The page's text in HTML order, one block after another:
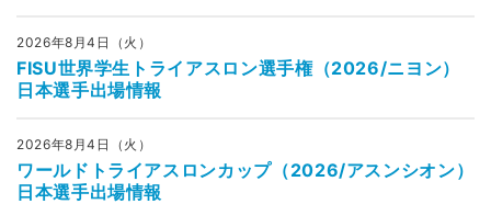
2026年8月4日（火）
FISU世界学生トライアスロン選手権（2026/ニヨン）
日本選手出場情報
2026年8月4日（火）
ワールドトライアスロンカップ（2026/アスンシオン）
日本選手出場情報